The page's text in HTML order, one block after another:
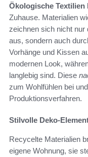
Ökologische Textilien
Zuhause. Materialien
zeichnen sich nicht nur
aus, sondern auch
Vorhänge und Kissen
modernen Look,
langlebig sind. Diese
zum Wohlfühlen bei
Produktionsverfahren.
Stilvolle Deko-
Recycelte Materialien
eigene Wohnung, sie